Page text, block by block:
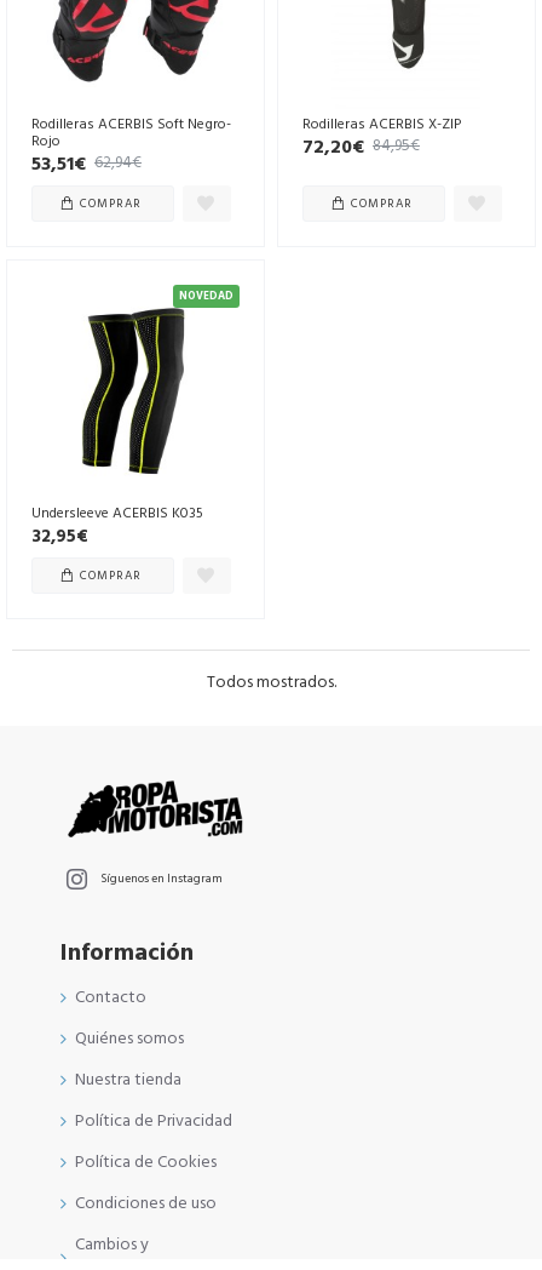
Rodilleras ACERBIS Soft Negro-
Rojo
53,51€ 62,94€
COMPRAR
Rodilleras ACERBIS X-ZIP
72,20€ 84,95€
COMPRAR
NOVEDAD
Undersleeve ACERBIS K035
32,95€
COMPRAR
Todos mostrados.
Síguenos en Instagram
Información
Contacto
Quiénes somos
Nuestra tienda
Política de Privacidad
Política de Cookies
Condiciones de uso
Cambios y